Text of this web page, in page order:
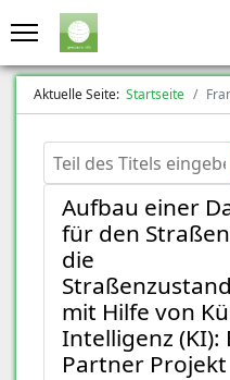
Aktuelle Seite: Startseite
Teil des Titels eingeben
Aufbau einer
für den
die
mit Hilfe von
Intelligenz (KI):
Partner Projekt